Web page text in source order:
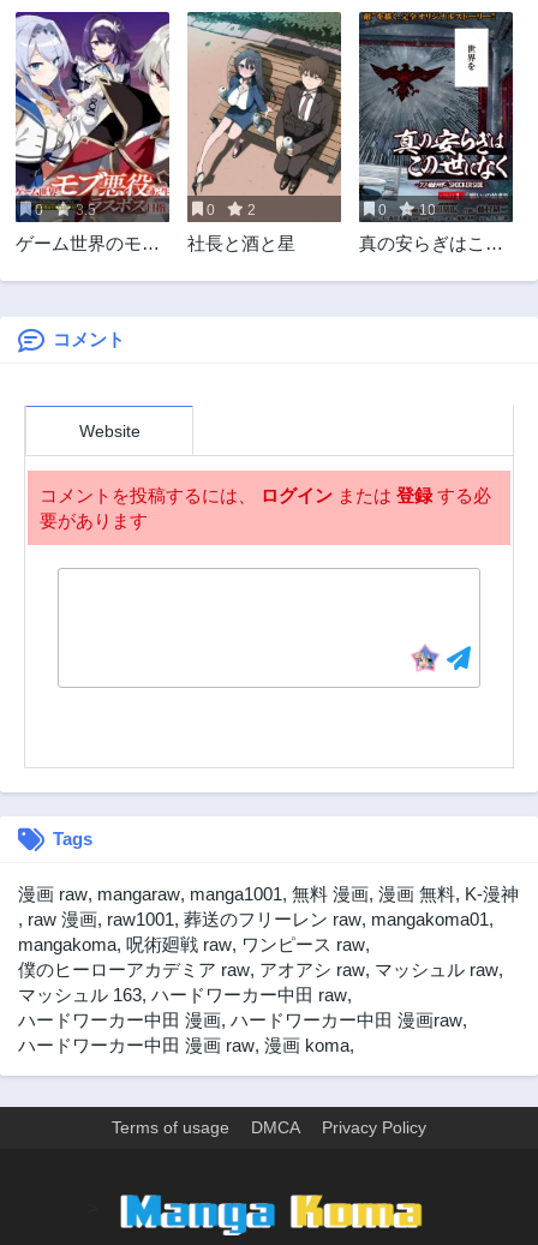
第48話
3ヶ月前
第47話
3ヶ月前
第46話
3ヶ月前
第45話
3ヶ月前
第44話
3ヶ月前
第43話
3ヶ月前
第42話
3ヶ月前
第41話
3ヶ月前
第40話 第39話
第38話
第36話
8ヶ月前
第34話
8ヶ月前
第33話
8ヶ月前
第32話
8ヶ月前 8ヶ月前
第22話
第20話
8ヶ月前
第19話
8ヶ月前
第18話
8ヶ月前
第17話
8ヶ月前
第16話
8ヶ月前
第15話
8ヶ月前
8ヶ月前
第9話
0 3.5
ゲーム世界のモブ
してみた ～なぜか
歴代最高の名君と
を教えてください!
0 2
社長と酒と星
0 10
真の安らぎはこの
SHOCKER SIDE-
コメント
Website
コメントを投稿するには、 ログイン または 登録する必
要があります
Tags
漫画 raw, mangaraw, manga1001, 無料 漫画, 漫画 無料, K-漫神
, raw 漫画, raw1001, 葬送のフリーレン raw, mangakoma01,
mangakoma, 呪術廻戦 raw, ワンピース raw,
僕のヒーローアカデミア raw, アオアシ raw, マッシュル raw,
マッシュル 163, ハードワーカー中田 raw,
ハードワーカー中田 漫画, ハードワーカー中田 漫画raw,
ハードワーカー中田 漫画 raw, 漫画 koma,
Terms of usage DMCA Privacy Policy